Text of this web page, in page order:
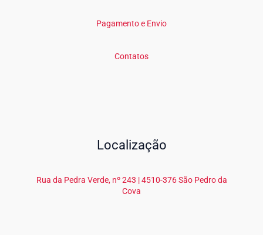
Pagamento e Envio
Contatos
Localização
Rua da Pedra Verde, nº 243 | 4510-376 São Pedro da
Cova